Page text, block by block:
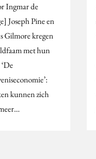
Ingmar de
Joseph Pine en
Gilmore kregen
met hun
kunnen zich